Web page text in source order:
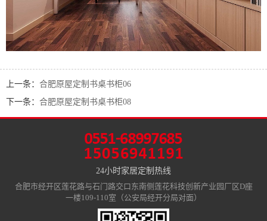
上一条： 合肥原屋定制书桌书柜06
下一条： 合肥原屋定制书桌书柜08
24小时家居定制热线
合肥市经开区莲花路与石门路交口东南侧莲花科技创新产业园厂区D座
一楼109-110室（公安局经开分局对面）